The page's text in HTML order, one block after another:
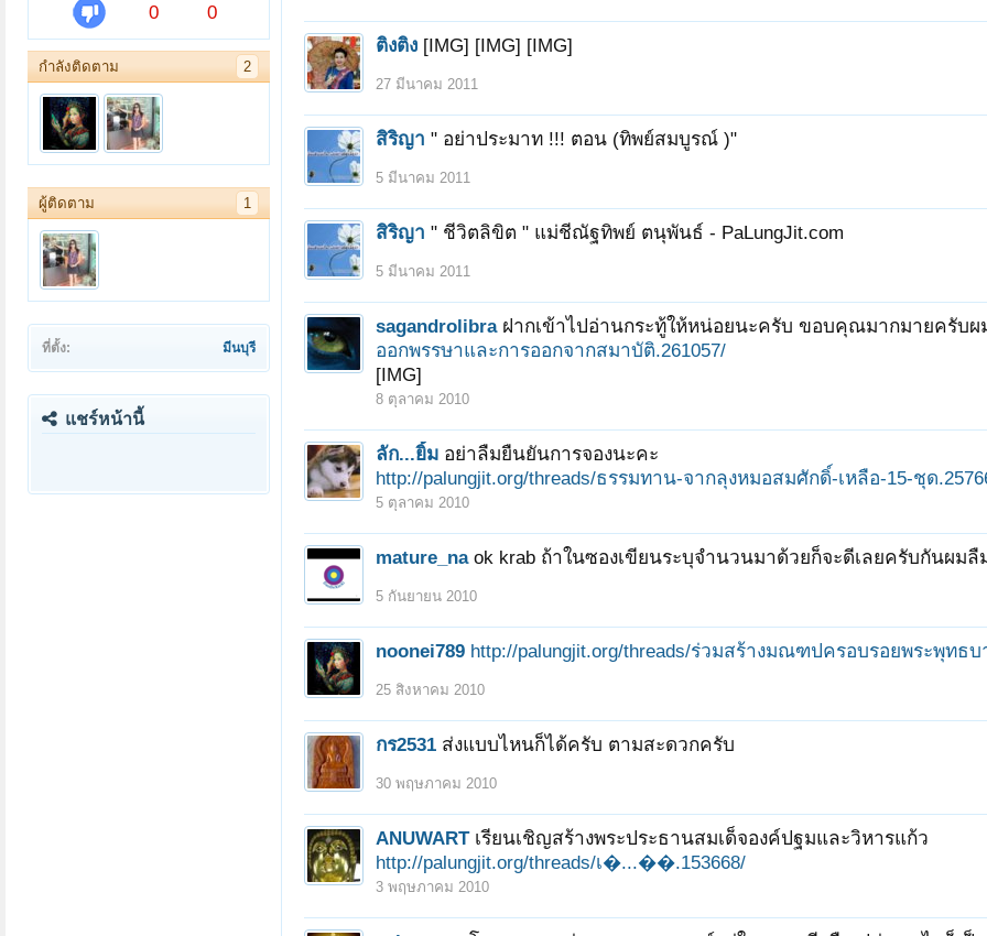
0
0
กำลังติดตาม 2
ผู้ติดตาม 1
ที่ตั้ง: มีนบุรี
แชร์หน้านี้
ติงติง [IMG] [IMG] [IMG]
27 มีนาคม 2011
สิริญา " อย่าประมาท !!! ตอน (ทิพย์สมบูรณ์ )"
5 มีนาคม 2011
สิริญา " ชีวิตลิขิต " แม่ชีณัฐทิพย์ ตนุพันธ์ - PaLungJit.com
5 มีนาคม 2011
sagandrolibra ฝากเข้าไปอ่านกระทู้ให้หน่อยนะครับ ขอบคุณมากมายครับผ
ออกพรรษาและการออกจากสมาบัติ.261057/
[IMG]
8 ตุลาคม 2010
ลัก...ยิ้ม อย่าลืมยืนยันการจองนะคะ
http://palungjit.org/threads/ธรรมทาน-จากลุงหมอสมศักดิ์-เหลือ-15-ชุด
5 ตุลาคม 2010
mature_na ok krab ถ้าในซองเขียนระบุจำนวนมาด้วยก็จะดีเลยครับกันผมลื
5 กันยายน 2010
noonei789 http://palungjit.org/threads/ร่วมสร้างมณฑปครอบรอยพระพุทธ
25 สิงหาคม 2010
กร2531 ส่งแบบไหนก็ได้ครับ ตามสะดวกครับ
30 พฤษภาคม 2010
ANUWART เรียนเชิญสร้างพระประธานสมเด็จองค์ปฐมและวิหารแก้ว
http://palungjit.org/threads/เ�...��.153668/
3 พฤษภาคม 2010